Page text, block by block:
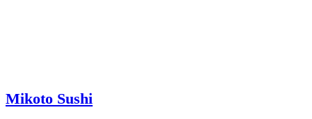
Mikoto Sushi